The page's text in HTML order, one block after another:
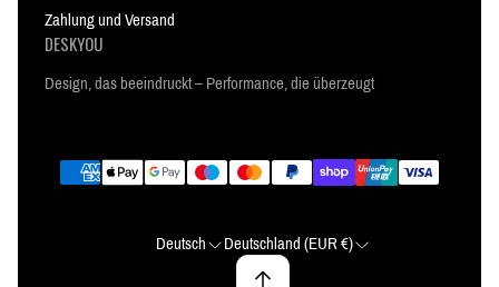
Zahlung und Versand
DESKYOU
Design, das beeindruckt – Performance, die überzeugt
Deutsch Deutschland (EUR €)